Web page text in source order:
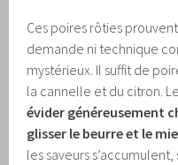
Ces poires rôties
demande ni technique
mystérieux. Il suffit de
la cannelle et du citron.
évider généreusement
glisser le beurre et le
les saveurs